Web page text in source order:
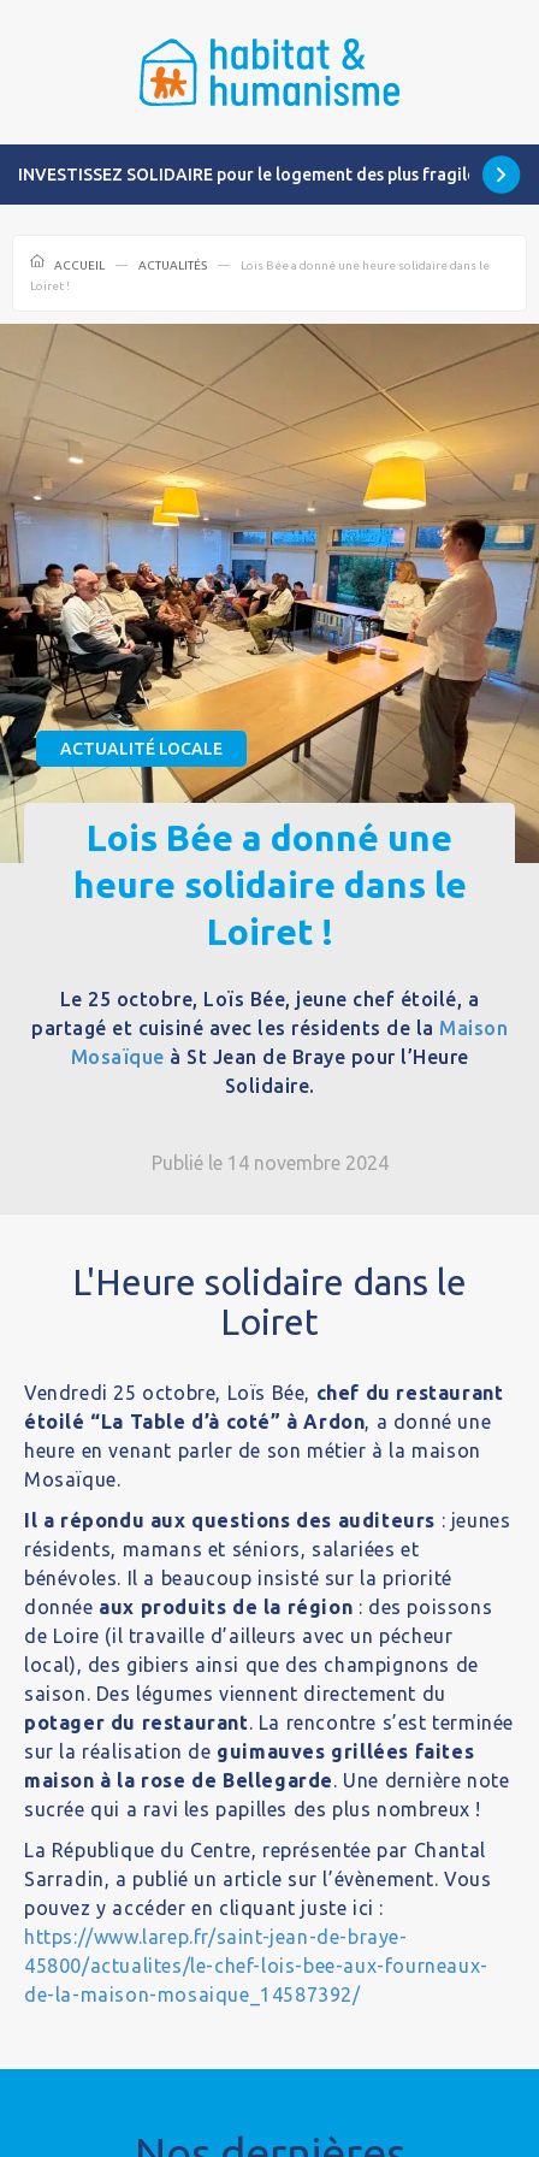
INVESTISSEZ SOLIDAIRE pour le logement des plus fragiles
ACCUEIL ACTUALITÉS
Lois Bée a donné une heure solidaire dans le
Loiret !
ACTUALITÉ LOCALE
Lois Bée a donné une
heure solidaire dans le
Loiret !
Le 25 octobre, Loïs Bée, jeune chef étoilé, a
partagé et cuisiné avec les résidents de la Maison
Mosaïque à St Jean de Braye pour l’Heure
Solidaire.
Publié le 14 novembre 2024
L'Heure solidaire dans le
Loiret
Vendredi 25 octobre, Loïs Bée, chef du restaurant
étoilé “La Table d’à coté” à Ardon, a donné une
heure en venant parler de son métier à la maison
Mosaïque.
Il a répondu aux questions des auditeurs : jeunes
résidents, mamans et séniors, salariées et
bénévoles. Il a beaucoup insisté sur la priorité
donnée aux produits de la région : des poissons
de Loire (il travaille d’ailleurs avec un pécheur
local), des gibiers ainsi que des champignons de
saison. Des légumes viennent directement du
potager du restaurant. La rencontre s’est terminée
sur la réalisation de guimauves grillées faites
maison à la rose de Bellegarde. Une dernière note
sucrée qui a ravi les papilles des plus nombreux !
La République du Centre, représentée par Chantal
Sarradin, a publié un article sur l’évènement. Vous
pouvez y accéder en cliquant juste ici :
https://www.larep.fr/saint-jean-de-braye-
45800/actualites/le-chef-lois-bee-aux-fourneaux-
de-la-maison-mosaique_14587392/